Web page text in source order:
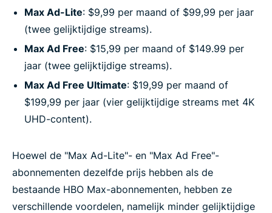
Max Ad-Lite: $9,99 per maand of $99,99 per jaar
(twee gelijktijdige streams).
Max Ad Free: $15,99 per maand of $149.99 per
jaar (twee gelijktijdige streams).
Max Ad Free Ultimate: $19,99 per maand of
$199,99 per jaar (vier gelijktijdige streams met 4K
UHD-content).
Hoewel de "Max Ad-Lite"- en "Max Ad Free"-
abonnementen dezelfde prijs hebben als de
bestaande HBO Max-abonnementen, hebben ze
verschillende voordelen, namelijk minder gelijktijdige